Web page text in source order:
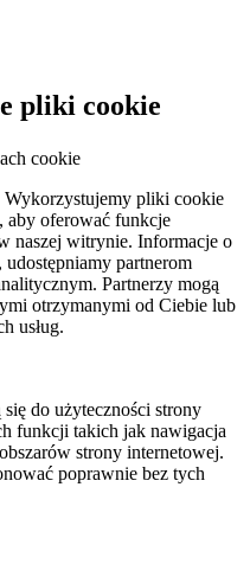
pliki cookie
cookie
pliki cookie
aby oferować funkcje
naszej witrynie. Informacje o
partnerom
Partnerzy mogą
otrzymanymi od Ciebie lub
usług.
do użyteczności strony
funkcji takich jak nawigacja
strony internetowej.
poprawnie bez tych